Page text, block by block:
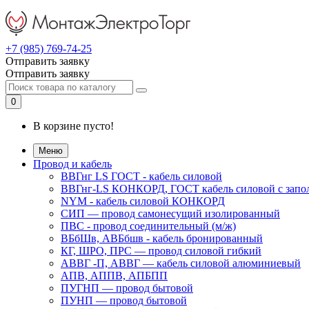
+7 (985) 769-74-25
Отправить заявку
Отправить заявку
0
В корзине пусто!
Меню
Провод и кабель
ВВГнг LS ГОСТ - кабель силовой
ВВГнг-LS КОНКОРД, ГОСТ кабель силовой с
NYM - кабель силовой КОНКОРД
СИП ― провод самонесущий изолированный
ПВС - провод соединительный (м/ж)
ВБбШв, АВБбшв - кабель бронированный
КГ, ШРО, ПРС ― провод силовой гибкий
АВВГ -П, АВВГ ― кабель силовой алюминиевый
АПВ, АППВ, АПБПП
ПУГНП — провод бытовой
ПУНП — провод бытовой